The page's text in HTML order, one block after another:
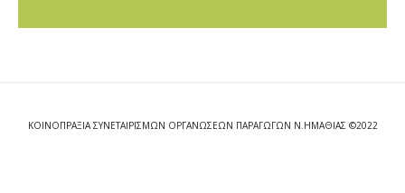
ΚΟΙΝΟΠΡΑΞΙΑ ΣΥΝΕΤΑΙΡΙΣΜΩΝ ΟΡΓΑΝΩΣΕΩΝ ΠΑΡΑΓΩΓΩΝ Ν.ΗΜΑΘΙΑΣ ©2022